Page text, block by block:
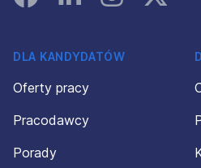
DLA KANDYDATÓW
Oferty pracy
Pracodawcy
Porady